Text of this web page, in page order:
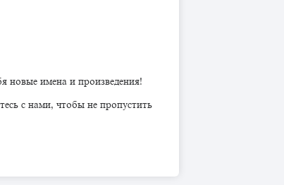
новые имена и произведения!
с нами, чтобы не пропустить